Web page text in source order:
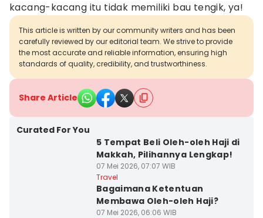
kacang-kacang itu tidak memiliki bau tengik, ya!
This article is written by our community writers and has been
carefully reviewed by our editorial team. We strive to provide
the most accurate and reliable information, ensuring high
standards of quality, credibility, and trustworthiness.
Share Article
Curated For You
5 Tempat Beli Oleh-oleh Haji di
Makkah, Pilihannya Lengkap!
07 Mei 2026, 07:07 WIB
Travel
Bagaimana Ketentuan
Membawa Oleh-oleh Haji?
07 Mei 2026, 06:06 WIB